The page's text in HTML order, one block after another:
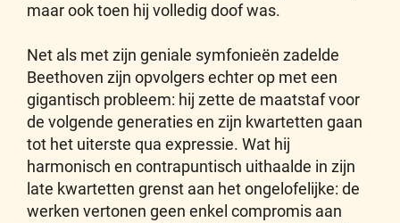
maar ook toen hij volledig doof was.
Net als met zijn geniale symfonieën zadelde
Beethoven zijn opvolgers echter op met een
gigantisch probleem: hij zette de maatstaf voor
de volgende generaties en zijn kwartetten gaan
tot het uiterste qua expressie. Wat hij
harmonisch en contrapuntisch uithaalde in zijn
late kwartetten grenst aan het ongelofelijke: de
werken vertonen geen enkel compromis aan